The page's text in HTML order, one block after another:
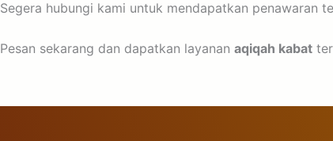
Segera hubungi kami untuk mendapatkan penawaran
Pesan sekarang dan dapatkan layanan aqiqah kabat